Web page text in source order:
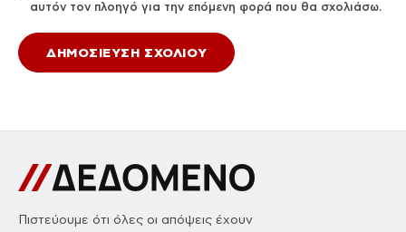
αυτόν τον πλοηγό για την επόμενη φορά που θα σχολιάσω.
Πιστεύουμε ότι όλες οι απόψεις έχουν